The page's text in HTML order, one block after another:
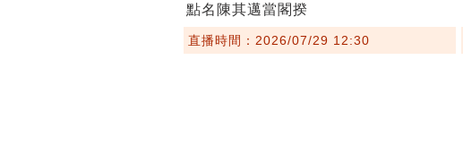
點名陳其邁當閣揆
直播時間：2026/07/29 12:30